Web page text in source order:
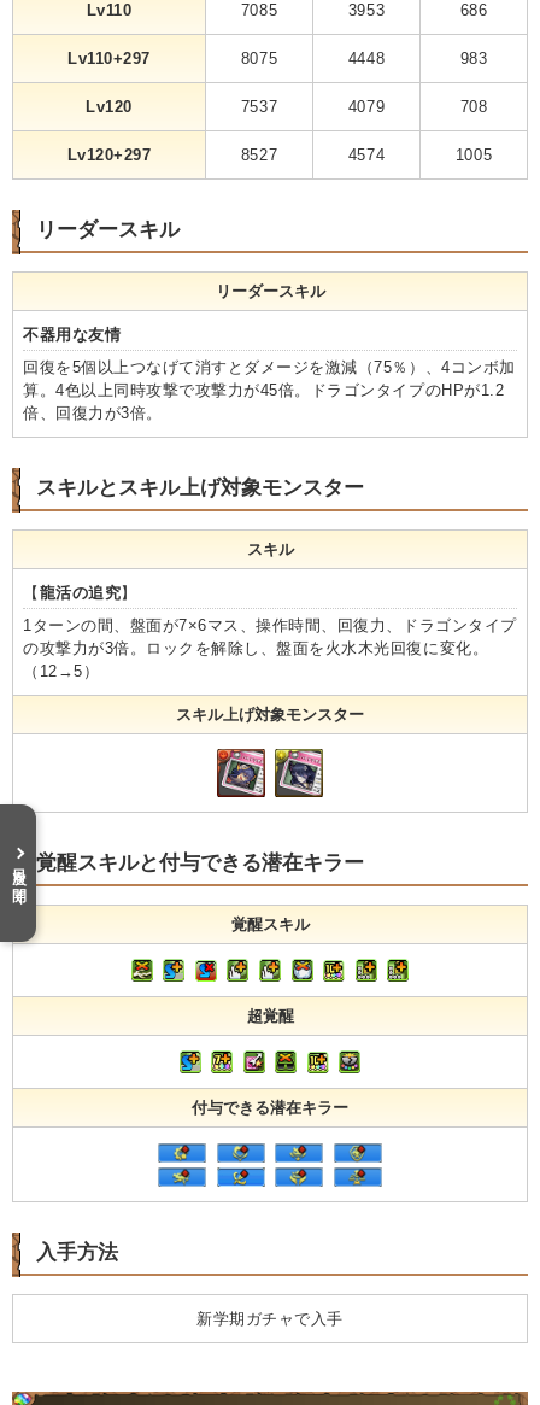
Lv110 7085 3953 686
Lv110+297 8075 4448 983
Lv120 7537 4079 708
Lv120+297 8527 4574 1005
リーダースキル
リーダースキル
不器用な友情
回復を5個以上つなげて消すとダメージを激減（75％）、4コンボ加
算。4色以上同時攻撃で攻撃力が45倍。ドラゴンタイプのHPが1.2
倍、回復力が3倍。
スキルとスキル上げ対象モンスター
スキル
【 龍活の追究】
1ターンの間、盤面が7×6マス、操作時間、回復力、ドラゴンタイプ
の攻撃力が3倍。ロックを解除し、盤面を火水木光回復に変化。
（12→5）
スキル上げ対象モンスター
覚醒スキルと付与できる潜在キラー
覚醒スキル
超覚醒
付与できる潜在キラー
入手方法
新学期ガチャで入手
目次を開く